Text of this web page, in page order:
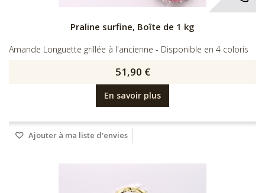
Praline surfine, Boîte de 1 kg
Amande Longuette grillée à l'ancienne - Disponible en 4 coloris
51,90 €
En savoir plus
Ajouter à ma liste d'envies